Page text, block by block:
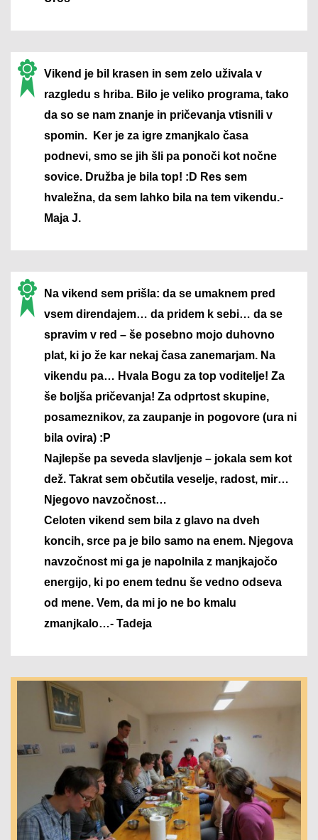
Vikend je bil krasen in sem zelo uživala v
razgledu s hriba. Bilo je veliko programa, tako
da so se nam znanje in pričevanja vtisnili v
spomin. Ker je za igre zmanjkalo časa
podnevi, smo se jih šli pa ponoči kot nočne
sovice. Družba je bila top! :D Res sem
hvaležna, da sem lahko bila na tem vikendu.-
Maja J.
Na vikend sem prišla: da se umaknem pred
vsem direndajem… da pridem k sebi… da se
spravim v red – še posebno mojo duhovno
plat, ki jo že kar nekaj časa zanemarjam. Na
vikendu pa… Hvala Bogu za top voditelje! Za
še boljša pričevanja! Za odprtost skupine,
posameznikov, za zaupanje in pogovore (ura ni
bila ovira) :P
Najlepše pa seveda slavljenje – jokala sem kot
dež. Takrat sem občutila veselje, radost, mir…
Njegovo navzočnost…
Celoten vikend sem bila z glavo na dveh
koncih, srce pa je bilo samo na enem. Njegova
navzočnost mi ga je napolnila z manjkajočo
energijo, ki po enem tednu še vedno odseva
od mene. Vem, da mi jo ne bo kmalu
zmanjkalo…- Tadeja